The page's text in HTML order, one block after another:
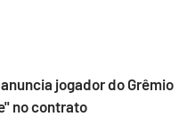
jogador do Grêmio
no contrato